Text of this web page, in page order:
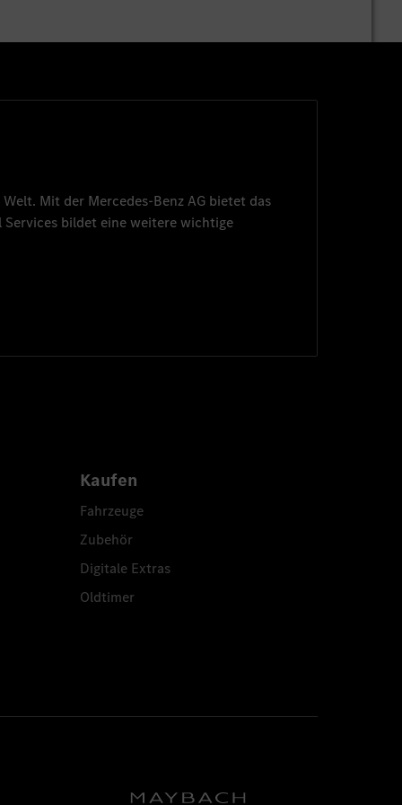
Mit der Mercedes-Benz AG bietet das
Services bildet eine weitere wichtige
Kaufen
Fahrzeuge
Zubehör
Digitale Extras
Oldtimer